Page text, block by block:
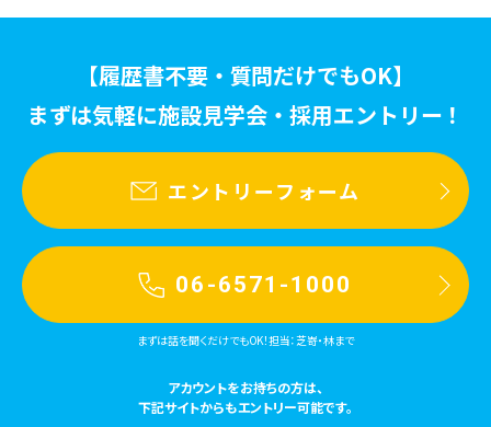
【履歴書不要・質問だけでもOK】
まずは気軽に施設見学会・採用エントリー！
エントリーフォーム
06-6571-1000
まずは話を聞くだけでもOK！担当：芝嵜・林まで
アカウントをお持ちの方は、
下記サイトからもエントリー可能です。